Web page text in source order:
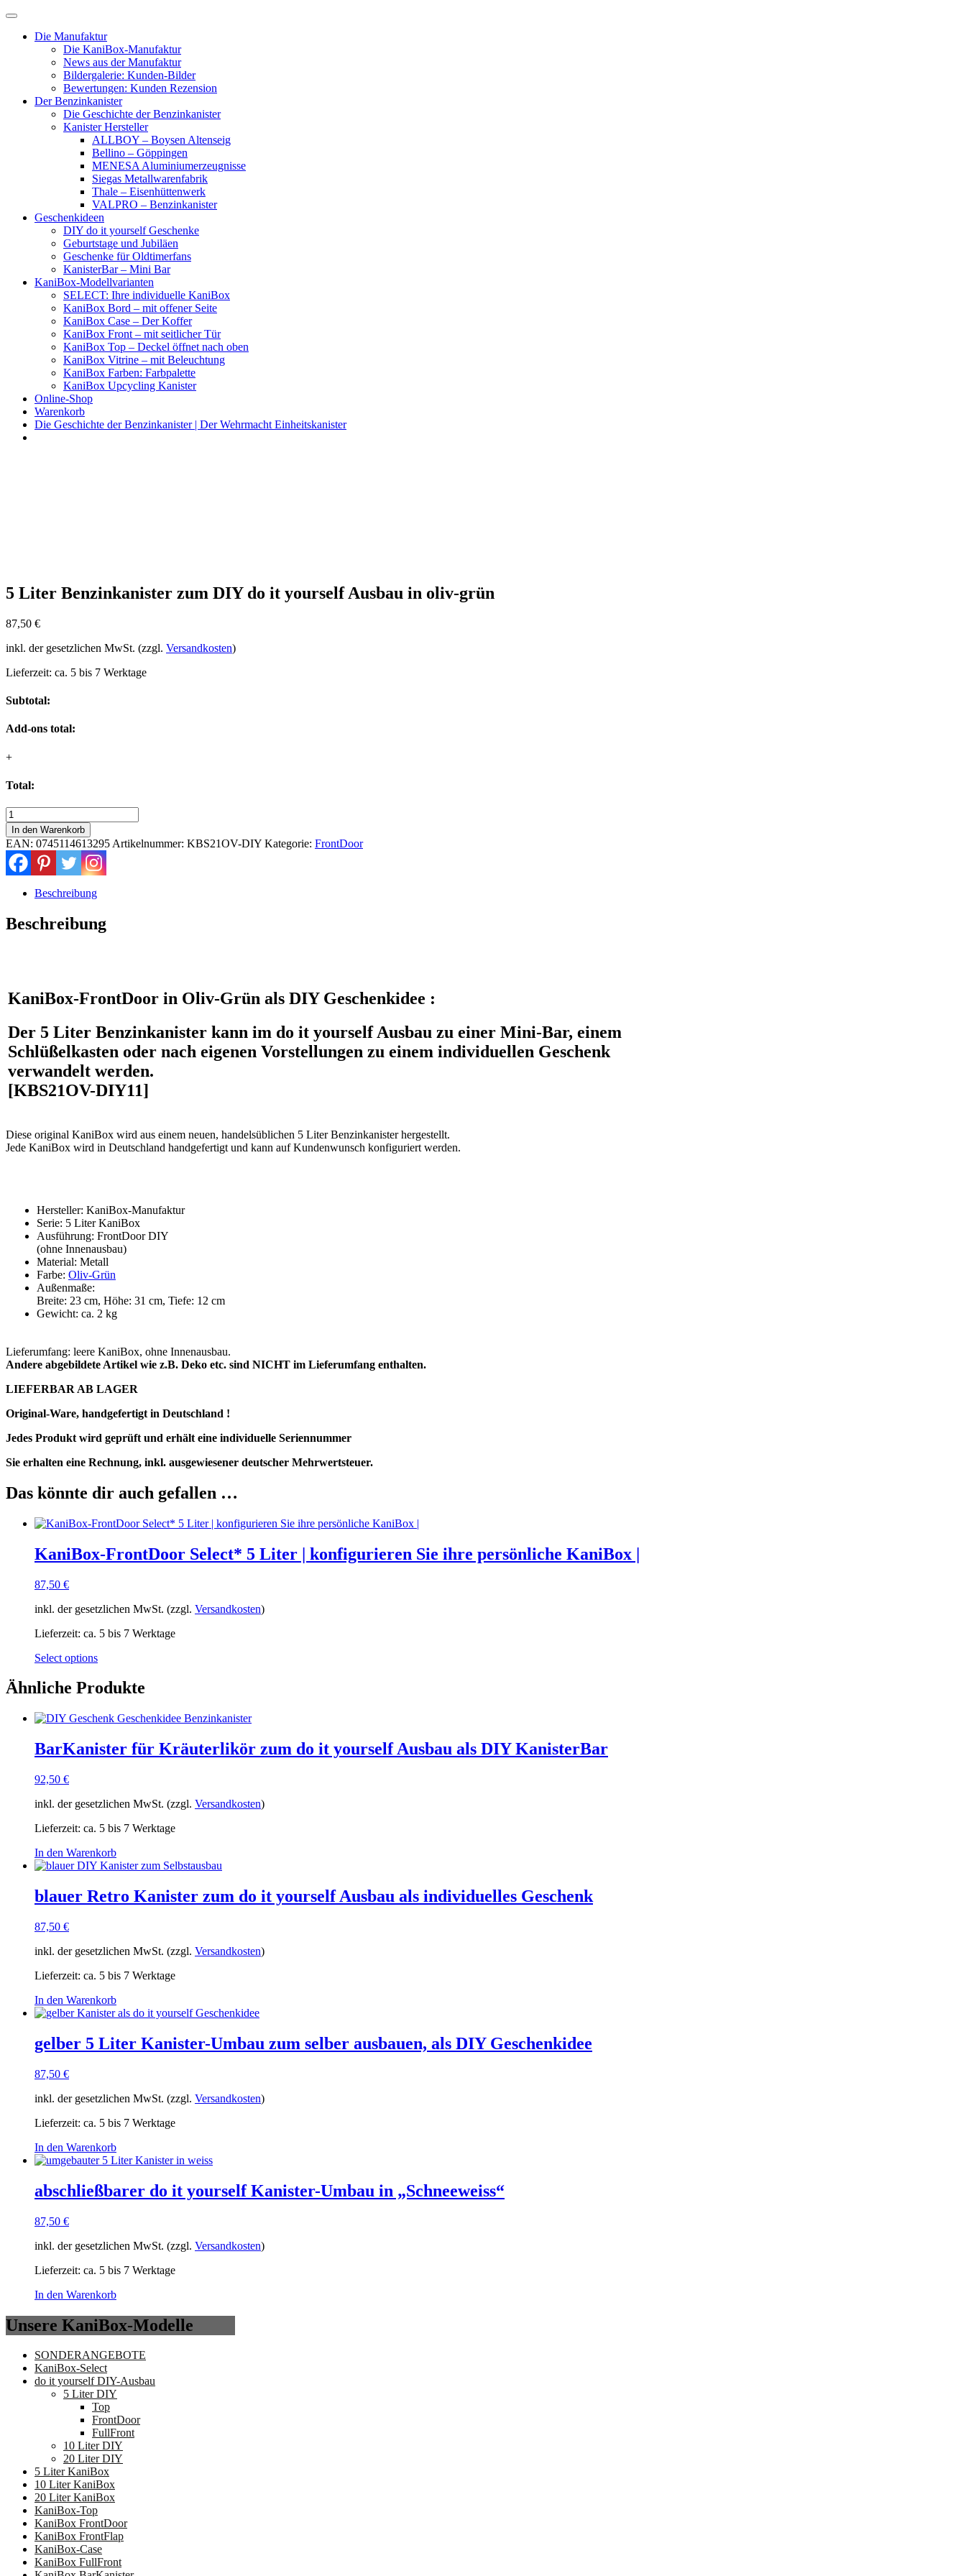
Skip
contentDie Manufaktur
Die KaniBox-Manufaktur
News aus der Manufaktur
Bildergalerie: Kunden-Bilder
Bewertungen: Kunden Rezension
Der Benzinkanister
Die Geschichte der Benzinkanister
Kanister Hersteller
ALLBOY – Boysen Altenseig
Bellino – Göppingen
MENESA Aluminiumerzeugnisse
Siegas Metallwarenfabrik
Thale – Eisenhüttenwerk
VALPRO – Benzinkanister
Geschenkideen
DIY do it yourself Geschenke
Geburtstage und Jubiläen
Geschenke für Oldtimerfans
KanisterBar – Mini Bar
KaniBox-Modellvarianten
SELECT: Ihre individuelle KaniBox
KaniBox Bord – mit offener Seite
KaniBox Case – Der Koffer
KaniBox Front – mit seitlicher Tür
KaniBox Top – Deckel öffnet nach oben
KaniBox Vitrine – mit Beleuchtung
KaniBox Farben: Farbpalette
KaniBox Upcycling Kanister
Online-Shop
Warenkorb
Die Geschichte der Benzinkanister | Der Wehrmacht Einheitskanister
5 Liter Benzinkanister zum DIY do it yourself Ausbau in oliv-grün
87,50 €
inkl. der gesetzlichen MwSt. (zzgl. Versandkosten)
Lieferzeit: ca. 5 bis 7 Werktage
Subtotal:
Add-ons total:
+
Total:
5
Liter
Benzinkanister
zum
DIY
do
Ausbau
in
In den Warenkorb
EAN: 0745114613295 Artikelnummer: KBS21OV-DIY Kategorie: FrontDoor
Beschreibung
Beschreibung
KaniBox-FrontDoor in Oliv-Grün als DIY Geschenkidee :
Der 5 Liter Benzinkanister kann im do it yourself Ausbau zu einer Mini-Bar, einem
Schlüßelkasten oder nach eigenen Vorstellungen zu einem individuellen Geschenk
verwandelt werden.
[KBS21OV-DIY11]
Diese original KaniBox wird aus einem neuen, handelsüblichen 5 Liter Benzinkanister hergestellt.
Jede KaniBox wird in Deutschland handgefertigt und kann auf Kundenwunsch konfiguriert werden.
Hersteller: KaniBox-Manufaktur
Serie: 5 Liter KaniBox
Ausführung: FrontDoor DIY
(ohne Innenausbau)
Material: Metall
Farbe: Oliv-Grün
Außenmaße:
Breite: 23 cm, Höhe: 31 cm, Tiefe: 12 cm
Gewicht: ca. 2 kg
Lieferumfang: leere KaniBox, ohne Innenausbau.
Andere abgebildete Artikel wie z.B. Deko etc. sind NICHT im Lieferumfang enthalten.
LIEFERBAR AB LAGER
Original-Ware, handgefertigt in Deutschland !
Jedes Produkt wird geprüft und erhält eine individuelle Seriennummer
Sie erhalten eine Rechnung, inkl. ausgewiesener deutscher Mehrwertsteuer.
Das könnte dir auch gefallen …
KaniBox-FrontDoor Select* 5 Liter | konfigurieren Sie ihre persönliche KaniBox |
87,50 €
inkl. der gesetzlichen MwSt. (zzgl. Versandkosten)
Lieferzeit: ca. 5 bis 7 Werktage
Select options
Ähnliche Produkte
BarKanister für Kräuterlikör zum do it yourself Ausbau als DIY KanisterBar
92,50 €
inkl. der gesetzlichen MwSt. (zzgl. Versandkosten)
Lieferzeit: ca. 5 bis 7 Werktage
In den Warenkorb
blauer Retro Kanister zum do it yourself Ausbau als individuelles Geschenk
87,50 €
inkl. der gesetzlichen MwSt. (zzgl. Versandkosten)
Lieferzeit: ca. 5 bis 7 Werktage
In den Warenkorb
gelber 5 Liter Kanister-Umbau zum selber ausbauen, als DIY Geschenkidee
87,50 €
inkl. der gesetzlichen MwSt. (zzgl. Versandkosten)
Lieferzeit: ca. 5 bis 7 Werktage
In den Warenkorb
abschließbarer do it yourself Kanister-Umbau in „Schneeweiss“
87,50 €
inkl. der gesetzlichen MwSt. (zzgl. Versandkosten)
Lieferzeit: ca. 5 bis 7 Werktage
In den Warenkorb
Unsere KaniBox-Modelle
SONDERANGEBOTE
KaniBox-Select
do it yourself DIY-Ausbau
5 Liter DIY
Top
FrontDoor
FullFront
10 Liter DIY
20 Liter DIY
5 Liter KaniBox
10 Liter KaniBox
20 Liter KaniBox
KaniBox-Top
KaniBox FrontDoor
KaniBox FrontFlap
KaniBox-Case
KaniBox FullFront